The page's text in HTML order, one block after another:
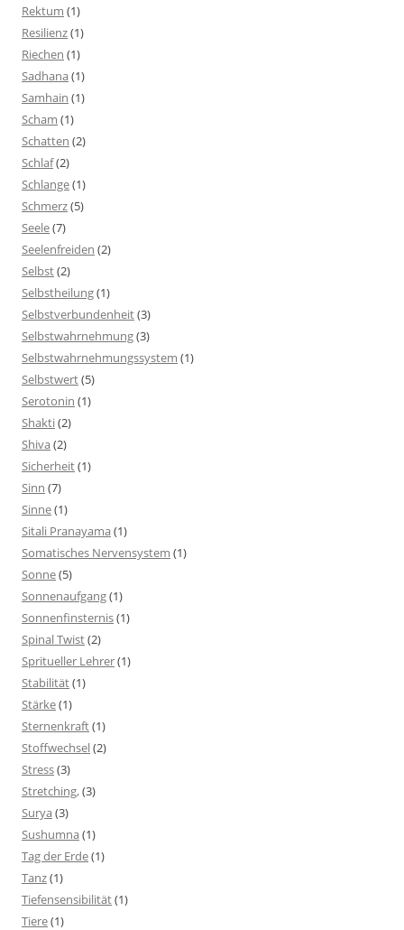
Rektum (1)
Resilienz(1)
Riechen (1)
Sadhana(1)
Samhain (1)
Scham (1)
Schatten (2)
Schlaf(2)
Schlange(1)
Schmerz(5)
Seele(7)
Seelenfreiden (2)
Selbst(2)
Selbstheilung(1)
Selbstverbundenheit(3)
Selbstwahrnehmung(3)
Selbstwahrnehmungssystem (1)
Selbstwert(5)
Serotonin (1)
Shakti(2)
Shiva(2)
Sicherheit(1)
Sinn (7)
Sinne(1)
Sitali Pranayama(1)
Somatisches Nervensystem (1)
Sonne(5)
Sonnenaufgang(1)
Sonnenfinsternis(1)
Spinal Twist(2)
Spritueller Lehrer(1)
Stabilität(1)
Stärke(1)
Sternenkraft(1)
Stoffwechsel(2)
Stress(3)
Stretching,(3)
Surya(3)
Sushumna(1)
Tag der Erde(1)
Tanz(1)
Tiefensensibilität(1)
Tiere(1)